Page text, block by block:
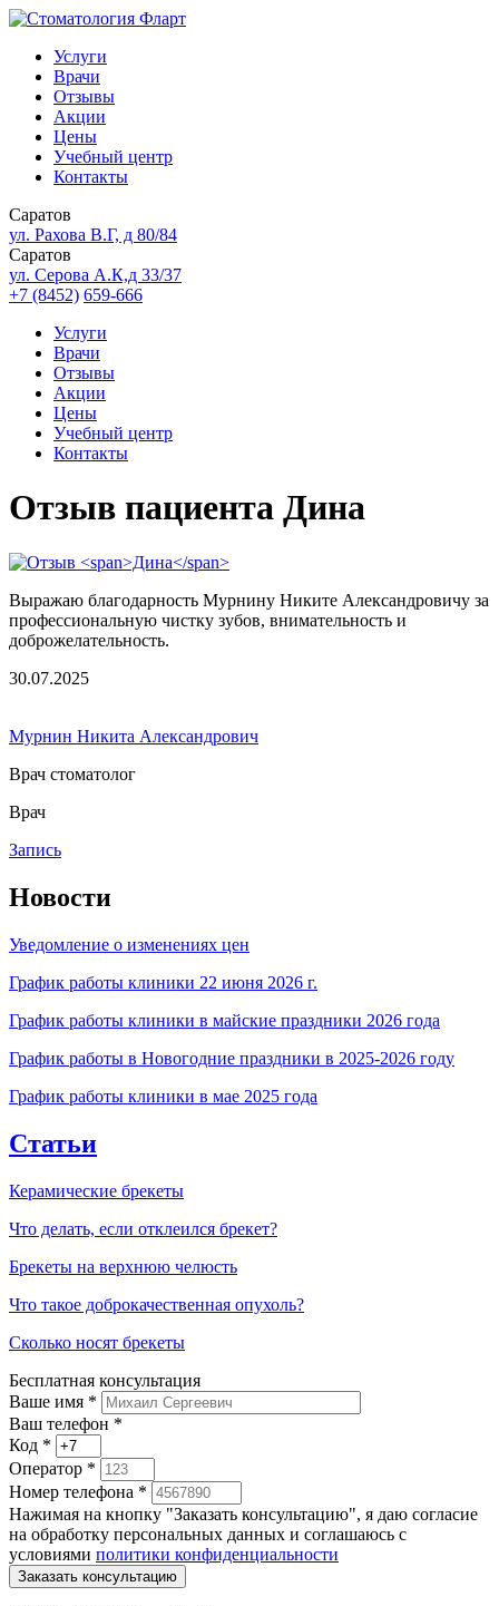
Услуги
Врачи
Отзывы
Акции
Цены
Учебный центр
Контакты
Саратов
ул. Рахова В.Г, д 80/84
Саратов
ул. Серова А.К,д 33/37
+7 (8452) 659-666
Услуги
Врачи
Отзывы
Акции
Цены
Учебный центр
Контакты
Отзыв пациента Дина
Выражаю благодарность Мурнину Никите Александровичу за
профессиональную чистку зубов, внимательность и
доброжелательность.
30.07.2025
Мурнин Никита Александрович
Врач стоматолог
Врач
Запись
Новости
Уведомление о изменениях цен
График работы клиники 22 июня 2026 г.
График работы клиники в майские праздники 2026 года
График работы в Новогодние праздники в 2025-2026 году
График работы клиники в мае 2025 года
Статьи
Керамические брекеты
Что делать, если отклеился брекет?
Брекеты на верхнюю челюсть
Что такое доброкачественная опухоль?
Сколько носят брекеты
Бесплатная консультация
Ваше имя *
Ваш телефон *
Код *
Оператор *
Номер телефона *
Нажимая на кнопку "Заказать консультацию", я даю согласие
на обработку персональных данных и соглашаюсь c
условиями политики конфиденциальности
Заказать консультацию